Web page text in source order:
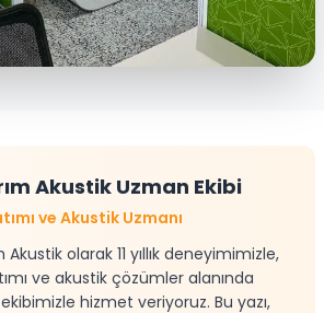
Akustik Uzman Ekibi
ve Akustik Uzmanı
Akustik olarak 11 yıllık deneyimimizle,
ve akustik çözümler alanında
hizmet veriyoruz. Bu yazı,